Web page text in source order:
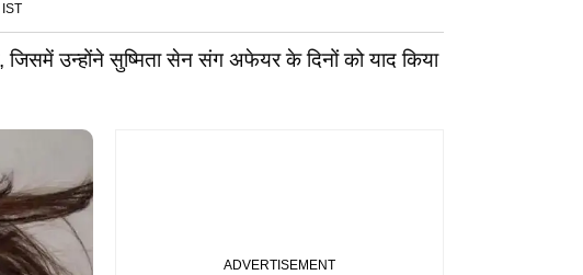
उन्होंने सुष्मिता सेन संग अफेयर के दिनों को याद किया